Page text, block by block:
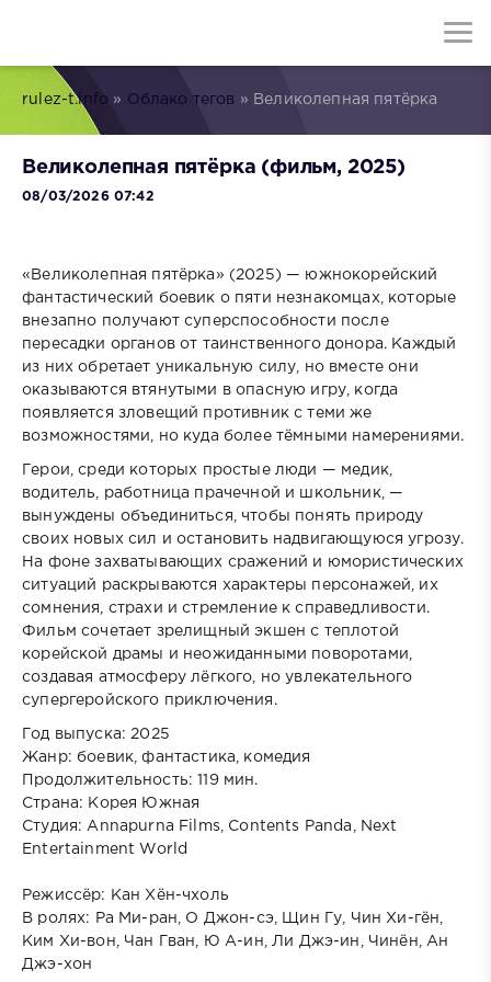
rulez-t.info » Облако тегов » Великолепная пятёрка
Великолепная пятёрка (фильм, 2025)
08/03/2026 07:42
«Великолепная пятёрка» (2025) — южнокорейский
фантастический боевик о пяти незнакомцах, которые
внезапно получают суперспособности после
пересадки органов от таинственного донора. Каждый
из них обретает уникальную силу, но вместе они
оказываются втянутыми в опасную игру, когда
появляется зловещий противник с теми же
возможностями, но куда более тёмными намерениями.
Герои, среди которых простые люди — медик,
водитель, работница прачечной и школьник, —
вынуждены объединиться, чтобы понять природу
своих новых сил и остановить надвигающуюся угрозу.
На фоне захватывающих сражений и юмористических
ситуаций раскрываются характеры персонажей, их
сомнения, страхи и стремление к справедливости.
Фильм сочетает зрелищный экшен с теплотой
корейской драмы и неожиданными поворотами,
создавая атмосферу лёгкого, но увлекательного
супергеройского приключения.
Год выпуска: 2025
Жанр: боевик, фантастика, комедия
Продолжительность: 119 мин.
Страна: Корея Южная
Студия: Annapurna Films, Contents Panda, Next
Entertainment World
Режиссёр: Кан Хён-чхоль
В ролях: Ра Ми-ран, О Джон-сэ, Щин Гу, Чин Хи-гён,
Ким Хи-вон, Чан Гван, Ю А-ин, Ли Джэ-ин, Чинён, Ан
Джэ-хон